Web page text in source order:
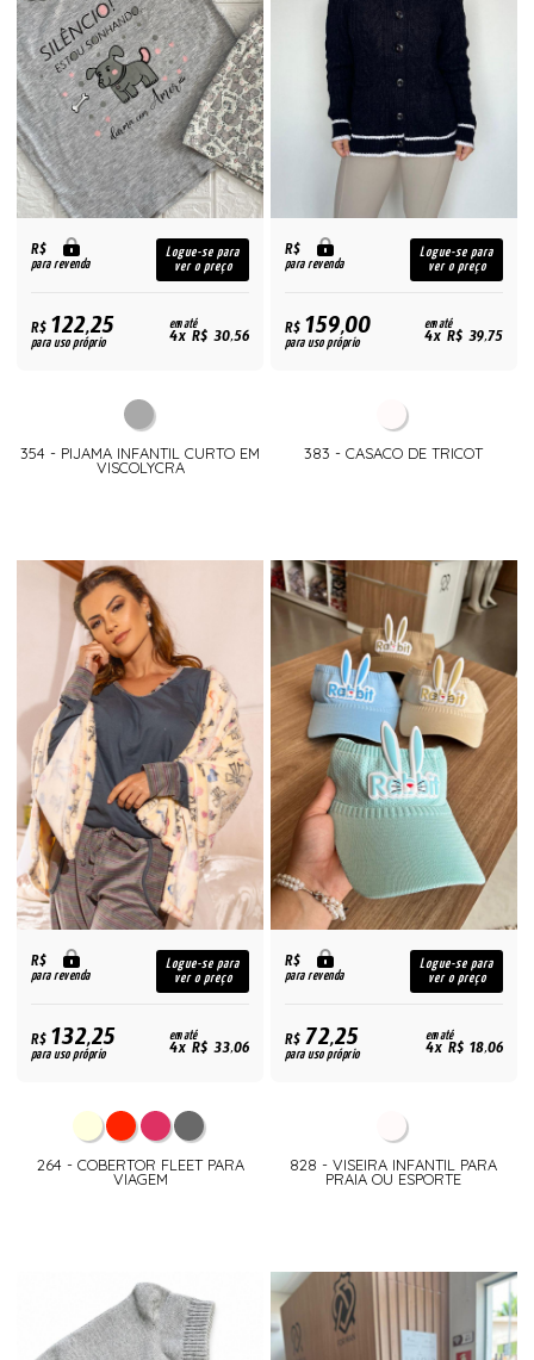
R$
para revenda
Logue-se para
ver o preço
R$122,25
para uso próprio
em até
4x R$ 30,56
354 - PIJAMA INFANTIL CURTO EM
VISCOLYCRA
R$
para revenda
Logue-se para
ver o preço
R$159,00
para uso próprio
em até
4x R$ 39,75
383 - CASACO DE TRICOT
R$
para revenda
Logue-se para
ver o preço
R$132,25
para uso próprio
em até
4x R$ 33,06
264 - COBERTOR FLEET PARA
VIAGEM
R$
para revenda
Logue-se para
ver o preço
R$72,25
para uso próprio
em até
4x R$ 18,06
828 - VISEIRA INFANTIL PARA
PRAIA OU ESPORTE